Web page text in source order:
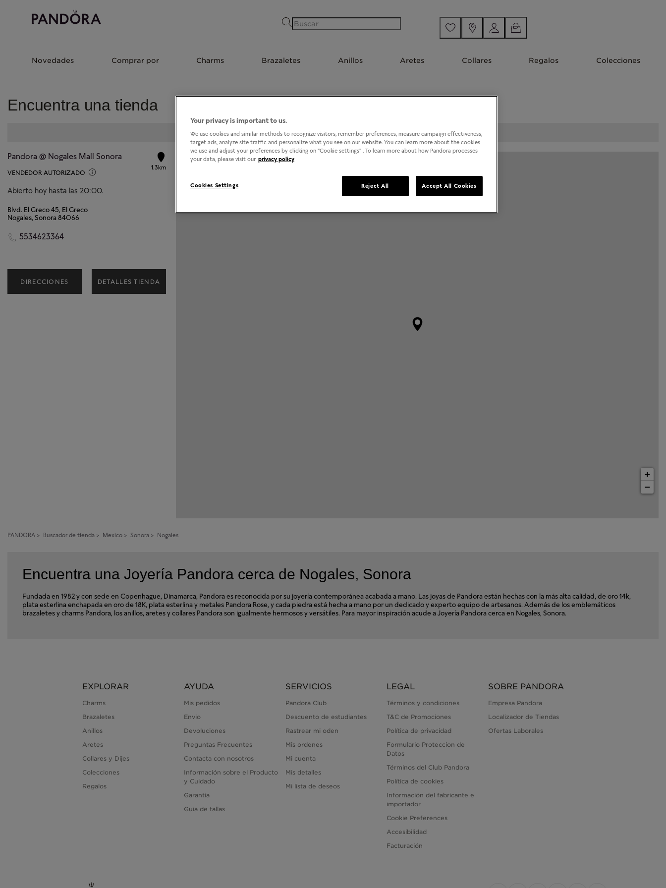
Buscar
Novedades Comprar por Charms Brazaletes Anillos Aretes Collares Regalos Colecciones
Encuentra una tienda
1TIENDAS EN NOGALES, SONORA
Pandora @ Nogales Mall Sonora
VENDEDOR AUTORIZADO
Abierto hoy hasta las 20:00.
1.3km
Blvd. El Greco 45, El Greco
Nogales, Sonora 84066
5534623364
DIRECCIONES DETALLES TIENDA
+
−
PANDORA > Buscador de tienda > Mexico > Sonora > Nogales
Encuentra una Joyería Pandora cerca de Nogales, Sonora
Fundada en 1982 y con sede en Copenhague, Dinamarca, Pandora es reconocida por su joyería contemporánea acabada a mano. Las joyas de Pandora están hechas con la más alta calidad, de oro 14k,
plata esterlina enchapada en oro de 18K, plata esterlina y metales Pandora Rose, y cada piedra está hecha a mano por un dedicado y experto equipo de artesanos. Además de los emblemáticos
brazaletes y charms Pandora, los anillos, aretes y collares Pandora son igualmente hermosos y versátiles. Para mayor inspiración acude a Joyería Pandora cerca en Nogales, Sonora.
EXPLORAR
Charms
Brazaletes
Anillos
Aretes
Collares y Dijes
Colecciones
Regalos
AYUDA
Mis pedidos
Envio
Devoluciones
Preguntas Frecuentes
Contacta con nosotros
Información sobre el Producto
y Cuidado
Garantía
Guia de tallas
SERVICIOS
Pandora Club
Descuento de estudiantes
Rastrear mi oden
Mis ordenes
Mi cuenta
Mis detalles
Mi lista de deseos
LEGAL
Términos y condiciones
T&C de Promociones
Política de privacidad
Formulario Proteccion de
Datos
Términos del Club Pandora
Política de cookies
Información del fabricante e
importador
Cookie Preferences
Accesibilidad
Facturación
SOBRE PANDORA
Empresa Pandora
Localizador de Tiendas
Ofertas Laborales
Your privacy is important to us.
We use cookies and similar methods to recognize visitors, remember preferences, measure campaign effectiveness,
target ads, analyze site traffic and personalize what you see on our website. You can learn more about the cookies
we use and adjust your preferences by clicking on "Cookie settings" . To learn more about how Pandora processes
your data, please visit our privacy policy
Cookies Settings Reject All Accept All Cookies